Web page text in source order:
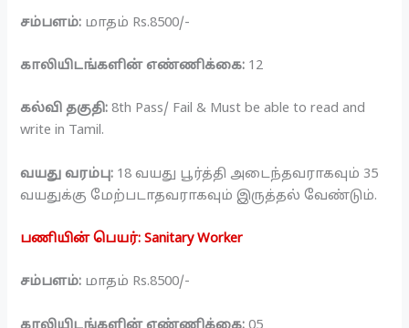
சம்பளம்: மாதம் Rs.8500/-
காலியிடங்களின் எண்ணிக்கை: 12
கல்வி தகுதி: 8th Pass/ Fail & Must be able to read and
write in Tamil.
வயது வரம்பு: 18 வயது பூர்த்தி அடைந்தவராகவும் 35
வயதுக்கு மேற்படாதவராகவும் இருத்தல் வேண்டும்.
பணியின் பெயர்: Sanitary Worker
சம்பளம்: மாதம் Rs.8500/-